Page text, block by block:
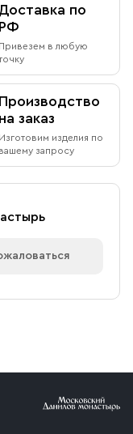
Доставка по
РФ
Привезем в любую
Производство
на заказ
Изготовим изделия по
вашему запросу